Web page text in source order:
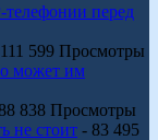
телефонии перед
599 Просмотры
может им
838 Просмотры
не стоит - 83 495